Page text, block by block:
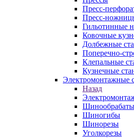
Пресс-
Пресс-
Гильотинные
Ковочные
Долбежные
Поперечно-
Клепальные
Кузнечные
Электромонтажные
Назад
Шиногибы
Шинорезы
Уголкорезы